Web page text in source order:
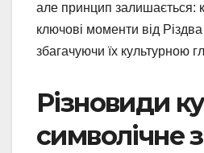
але принцип залишається:
ключові моменти від
збагачуючи їх культурною
Різновиди
символічне